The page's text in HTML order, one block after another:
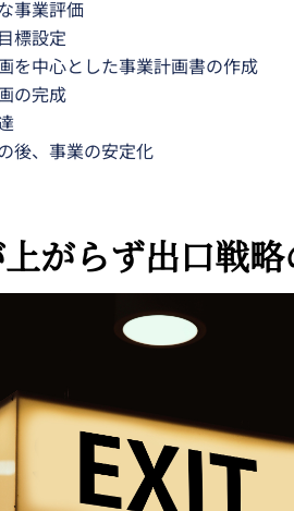
事業評価
標設定
を中心とした事業計画書の作成
の完成
後、事業の安定化
がらず出口戦